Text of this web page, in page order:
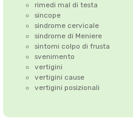
rimedi mal di testa
sincope
sindrome cervicale
sindrome di Meniere
sintomi colpo di frusta
svenimento
vertigini
vertigini cause
vertigini posizionali